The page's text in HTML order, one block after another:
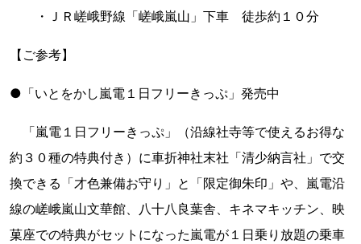
・ＪＲ嵯峨野線「嵯峨嵐山」下車 徒歩約１０分
【ご参考】
●「いとをかし嵐電１日フリーきっぷ」発売中
「嵐電１日フリーきっぷ」（沿線社寺等で使えるお得な
約３０種の特典付き）に車折神社末社「清少納言社」で交
換できる「才色兼備お守り」と「限定御朱印」や、嵐電沿
線の嵯峨嵐山文華館、八十八良葉舎、キネマキッチン、映
菓座での特典がセットになった嵐電が１日乗り放題の乗車